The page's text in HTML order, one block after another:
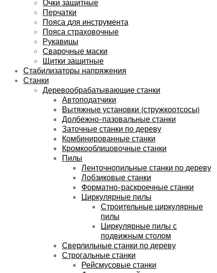
Очки защитные
Перчатки
Пояса для инструмента
Пояса страховочные
Рукавицы
Сварочные маски
Щитки защитные
Стабилизаторы напряжения
Станки
Деревообрабатывающие станки
Автоподатчики
Вытяжные установки (стружкоотсосы)
Долбежно-пазовальные станки
Заточные станки по дереву
Комбинированные станки
Кромкооблицовочные станки
Пилы
Ленточнопильные станки по дереву
Лобзиковые станки
Форматно-раскроечные станки
Циркулярные пилы
Строительные циркулярные
пилы
Циркулярные пилы с
подвижным столом
Сверлильные станки по дереву
Строгальные станки
Рейсмусовые станки